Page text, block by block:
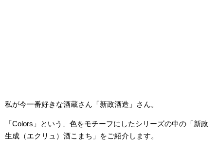
私が今一番好きな酒蔵さん「新政酒造」さん。
「Colors」という、色をモチーフにしたシリーズの中の「新政
生成（エクリュ）酒こまち」をご紹介します。